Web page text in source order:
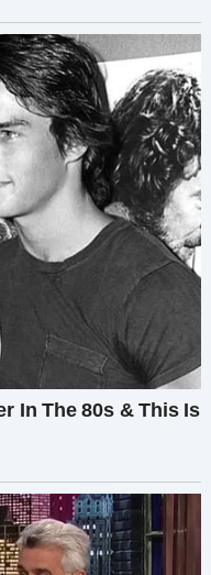
чтобы
равновесие
он
— невинно
ещё хуже. Шнур
врезался в
в поту, а
на
Почему здесь два
между бататом